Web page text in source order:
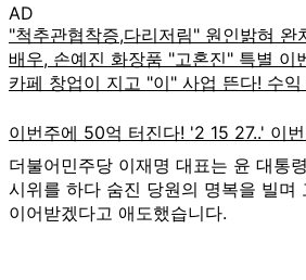
AD
더불어민주당 이재명 대표는 윤 대통
시위를 하다 숨진 당원의 명복을 빌며
이어받겠다고 애도했습니다.